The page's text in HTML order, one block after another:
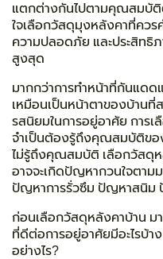
แตกต่างกันไปตามคุณสมบั
ใจเลือกวัสดุมุงหลังคาที่คว
ความปลอดภัย และประสิทธิ
สูงสุด
มากกว่าการทำหน้าที่กันแด
เหมือนเป็นหน้าตาของบ้านที่
รสนิยมในการอยู่อาศัย การ
จำเป็นต้องรู้ถึงคุณสมบัติขอ
ไม่รู้ถึงคุณสมบัติ เลือกวัสดุห
อาจจะเกิดปัญหากวนใจตาม
ปัญหาการรั่วซึม ปัญหาสนิม
ก่อนเลือกวัสดุหลังคาบ้าน
ที่ดีต่อการอยู่อาศัยมีอะไรบ้
อย่างไร?